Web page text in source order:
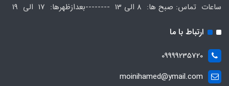
ساعات تماس: صبح ها: 8 الی 13 --------بعدازظهرها: 17 الی 19
ارتباط با ما
09999235720
moinihamed@ymail.com